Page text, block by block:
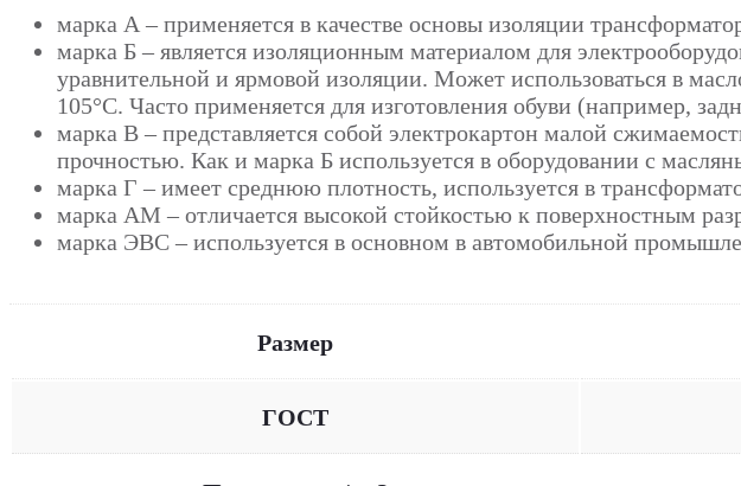
марка А – применяется в качестве основы изоляции
марка Б – является изоляционным материалом для
уравнительной и ярмовой изоляции. Может использоваться в
105°С. Часто применяется для изготовления обуви (например,
марка В – представляется собой электрокартон малой
прочностью. Как и марка Б используется в оборудовании с
марка Г – имеет среднюю плотность, используется в
марка АМ – отличается высокой стойкостью к поверхностным
марка ЭВС – используется в основном в автомобильной
Размер
ГОСТ